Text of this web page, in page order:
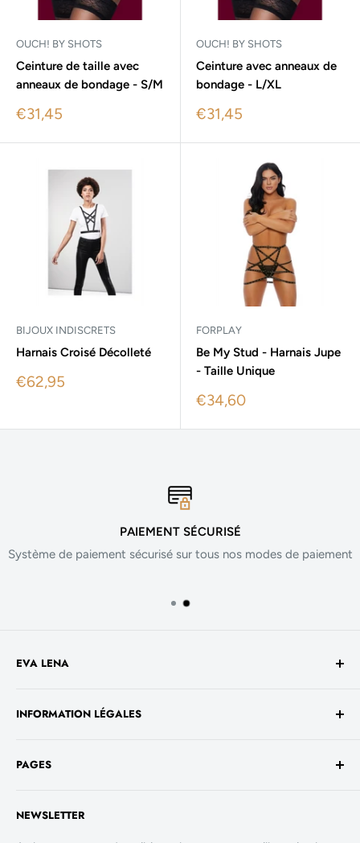
OUCH! BY SHOTS
Ceinture de taille avec
anneaux de bondage - S/M
Sale
€31,45
OUCH! BY SHOTS
Ceinture avec anneaux de
bondage - L/XL
Sale
€31,45
BIJOUX INDISCRETS
Harnais Croisé Décolleté
Sale
€62,95
FORPLAY
Be My Stud - Harnais Jupe
- Taille Unique
Sale
€34,60
PAIEMENT SÉCURISÉ
Système de paiement sécurisé sur tous nos modes de paiement
EVA LENA
1930 Luxembourg
+352 661 949 582
INFORMATION LÉGALES
Mentions légales
Politique de cookies
PAGES
La Boutique
NEWSLETTER